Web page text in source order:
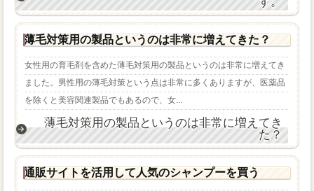
薄毛対策用の製品というのは非常に増えてきた？
女性用の育毛剤を含めた薄毛対策用の製品というのは非常に増えてき
ました。男性用の薄毛対策という点は非常に多くありますが、医薬品
を除くと美容関連製品でもあるので、女...
薄毛対策用の製品というのは非常に増えてき
た？
通販サイトを活用して人気のシャンプーを買う